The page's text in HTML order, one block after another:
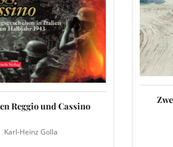
Reggio und Cassino
Karl-Heinz Golla